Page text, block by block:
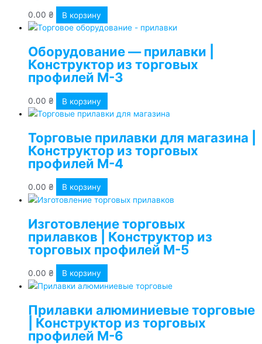
0.00 ₴ В корзину
Оборудование — прилавки |
Конструктор из торговых
профилей М-3
0.00 ₴ В корзину
Торговые прилавки для магазина |
Конструктор из торговых
профилей М-4
0.00 ₴ В корзину
Изготовление торговых
прилавков | Конструктор из
торговых профилей М-5
0.00 ₴ В корзину
Прилавки алюминиевые торговые
| Конструктор из торговых
профилей М-6